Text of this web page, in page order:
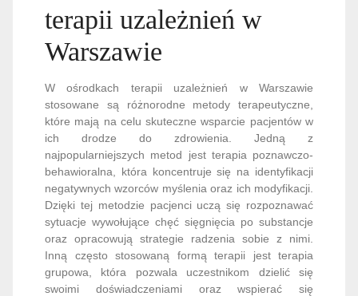
terapii uzależnień w
Warszawie
W ośrodkach terapii uzależnień w Warszawie
stosowane są różnorodne metody terapeutyczne,
które mają na celu skuteczne wsparcie pacjentów w
ich drodze do zdrowienia. Jedną z
najpopularniejszych metod jest terapia poznawczo-
behawioralna, która koncentruje się na identyfikacji
negatywnych wzorców myślenia oraz ich modyfikacji.
Dzięki tej metodzie pacjenci uczą się rozpoznawać
sytuacje wywołujące chęć sięgnięcia po substancje
oraz opracowują strategie radzenia sobie z nimi.
Inną często stosowaną formą terapii jest terapia
grupowa, która pozwala uczestnikom dzielić się
swoimi doświadczeniami oraz wspierać się